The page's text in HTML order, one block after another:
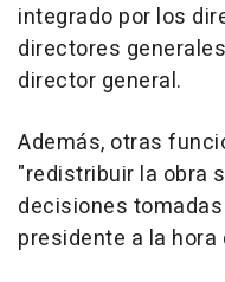
integrado por los
directores
director general.
Además, otras
"redistribuir la obra
decisiones
presidente a la